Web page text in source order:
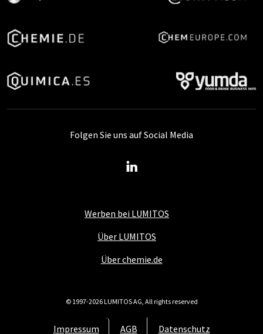
Werben bei LUMITOS
Über LUMITOS
Über chemie.de
Impressum AGB Datenschutz
Folgen Sie uns auf Social Media
© 1997-2026 LUMITOS AG, All rights reserved